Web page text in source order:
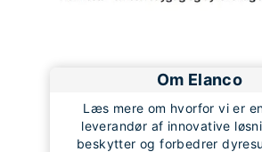
Om Elanco
Læs mere om hvorfor vi er
leverandør af innovative
beskytter og forbedrer